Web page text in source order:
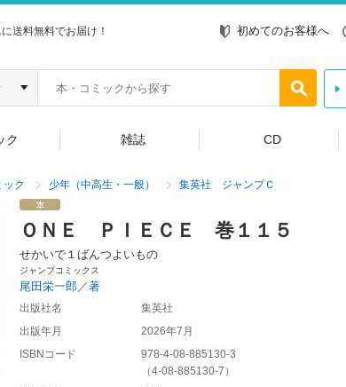
送料無料でお届け！ 初めてのお客様へ
ク 雑誌 CD
ック 少年（中高生・一般） 集英社 ジャンプＣ
ＯＮＥ ＰＩＥＣＥ 巻１１５
せかいで１ばんつよいもの
ジャンプコミックス
尾田栄一郎／著
出版社名
集英社
出版年月
2026年7月
ISBNコード
978-4-08-885130-3
（4-08-885130-7 ）